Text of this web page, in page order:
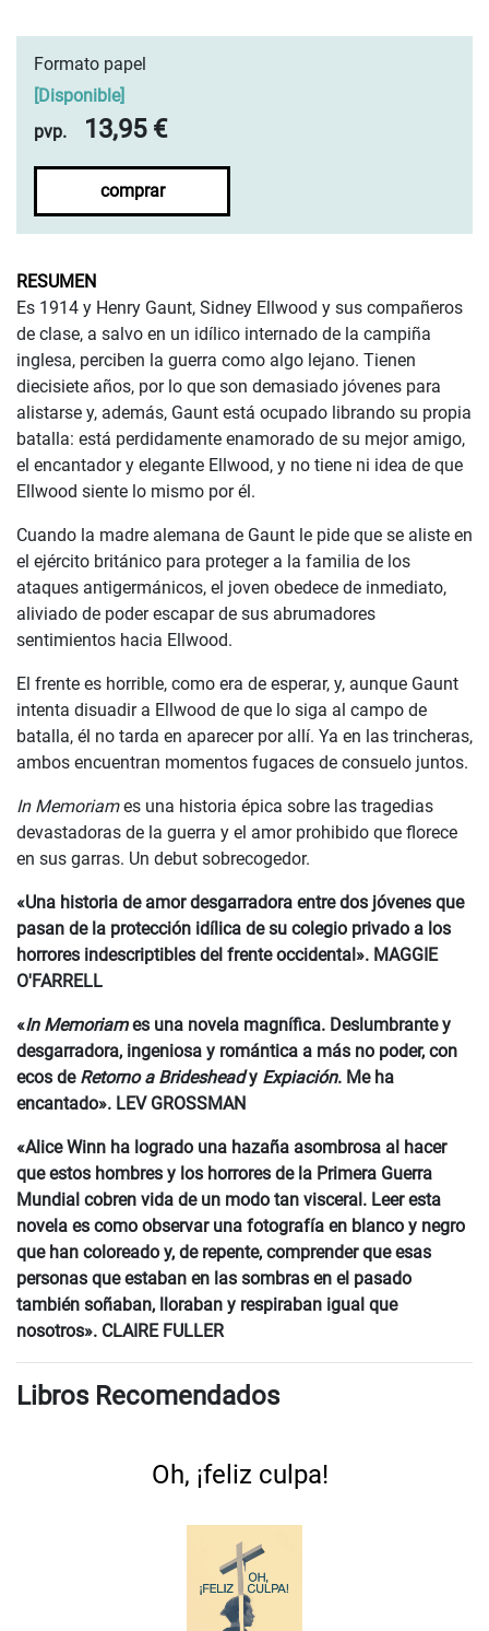
Formato papel
Disponible]
pvp.
13,95 €
comprar
RESUMEN
Es 1914 y Henry Gaunt, Sidney Ellwood y sus compañeros
de clase, a salvo en un idílico internado de la campiña
inglesa, perciben la guerra como algo lejano. Tienen
diecisiete años, por lo que son demasiado jóvenes para
alistarse y, además, Gaunt está ocupado librando su propia
batalla: está perdidamente enamorado de su mejor amigo,
el encantador y elegante Ellwood, y no tiene ni idea de que
Ellwood siente lo mismo por él.
Cuando la madre alemana de Gaunt le pide que se aliste en
el ejército británico para proteger a la familia de los
ataques antigermánicos, el joven obedece de inmediato,
aliviado de poder escapar de sus abrumadores
sentimientos hacia Ellwood.
El frente es horrible, como era de esperar, y, aunque Gaunt
intenta disuadir a Ellwood de que lo siga al campo de
batalla, él no tarda en aparecer por allí. Ya en las trincheras,
ambos encuentran momentos fugaces de consuelo juntos.
In Memoriames una historia épica sobre las tragedias
devastadoras de la guerra y el amor prohibido que florece
en sus garras. Un debut sobrecogedor.
«Una historia de amor desgarradora entre dos jóvenes que
pasan de la protección idílica de su colegio privado a los
horrores indescriptibles del frente occidental». MAGGIE
O'FARRELL
«In Memoriames una novela magnífica. Deslumbrante y
desgarradora, ingeniosa y romántica a más no poder, con
ecos de Retorno a Bridesheady Expiación. Me ha
encantado». LEV GROSSMAN
«Alice Winn ha logrado una hazaña asombrosa al hacer
que estos hombres y los horrores de la Primera Guerra
Mundial cobren vida de un modo tan visceral. Leer esta
novela es como observar una fotografía en blanco y negro
que han coloreado y, de repente, comprender que esas
personas que estaban en las sombras en el pasado
también soñaban, lloraban y respiraban igual que
nosotros». CLAIRE FULLER
Libros Recomendados
Oh, ¡feliz culpa!